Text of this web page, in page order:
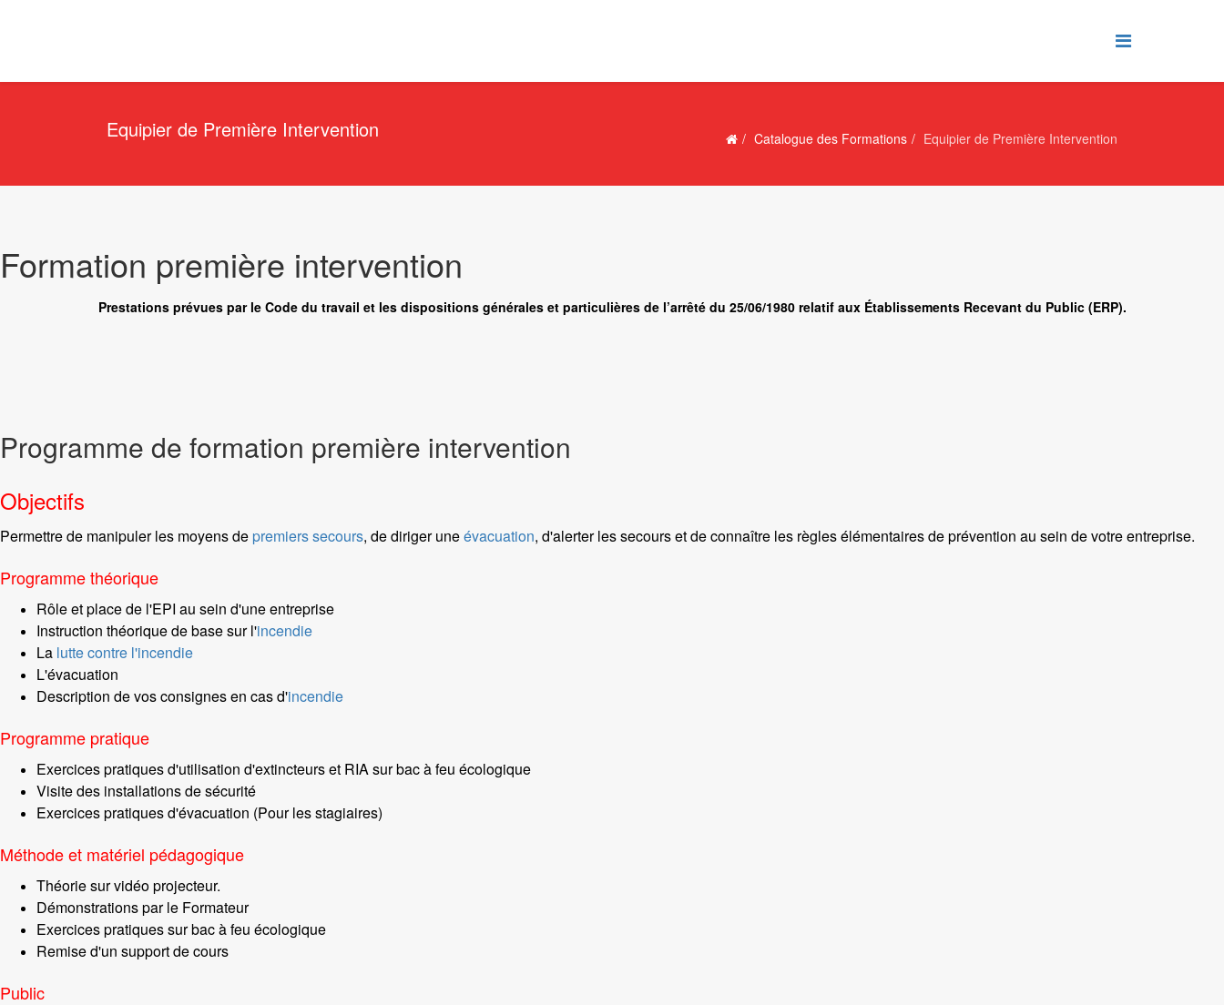
Equipier de Première Intervention Catalogue des Formations Equipier de Première Intervention
Formation première intervention
Prestations prévues par le Code du travail et les dispositions générales et particulières de l’arrêté du 25/06/1980 relatif aux Établissements Recevant du Public (ERP).
Programme de formation première intervention
Objectifs
Permettre de manipuler les moyens depremiers secours, de diriger uneévacuation, d'alerter les secours et de connaître les règles élémentaires de prévention au sein de votre entreprise.
Programme théorique
Rôle et place de l'EPI au sein d'une entreprise
Instruction théorique de base sur l'incendie
La lutte contre l'incendie
L'évacuation
Description de vos consignes en cas d'incendie
Programme pratique
Exercices pratiques d'utilisation d'extincteurs et RIA sur bac à feu écologique
Visite des installations de sécurité
Exercices pratiques d'évacuation (Pour les stagiaires)
Méthode et matériel pédagogique
Théorie sur vidéo projecteur.
Démonstrations par le Formateur
Exercices pratiques sur bac à feu écologique
Remise d'un support de cours
Public